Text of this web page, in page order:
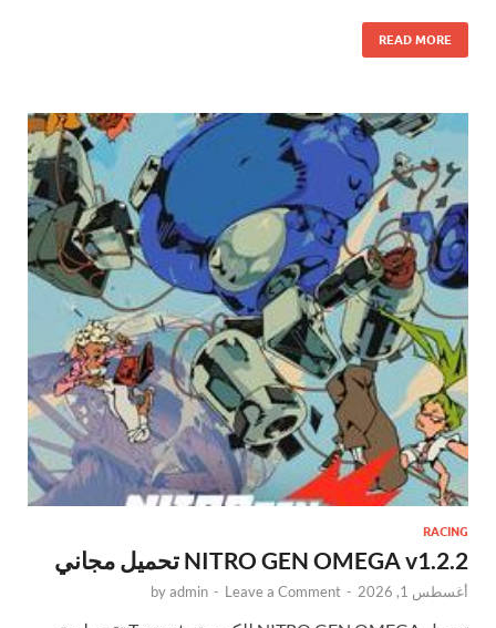
READ MORE
RACING
NITRO GEN OMEGA v1.2.2 تحميل مجاني
أغسطس 1, 2026 -
byadmin - Leave a Comment